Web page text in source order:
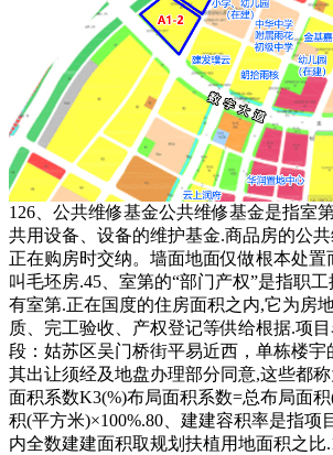
126、公共维修基金公共维修基金是指室
共用设备、设备的维护基金.商品房的公
正在购房时交纳。墙面地面仅做根本处
叫毛坯房.45、室第的“部门产权”是指职
有室第.正在国度的住房面积之内,它为房
质、完工验收、产权登记等供给根据.项
段：姑苏区吴门桥街平易近西，单栋楼宇
其出让须经及地盘办理部分同意,这些都
面积系数K3(%)布局面积系数=总布局面
积(平方米)×100%.80、建建容积率是指项
内全数建建面积取规划扶植用地面积之比